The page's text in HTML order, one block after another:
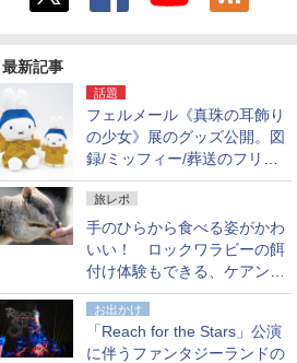
最新記事
話題
フェルメール《真珠の耳飾り
の少女》展のグッズ公開。図
録/ミッフィー/葬送のフリー
レンほか、注目ブランドコラ
ボが実現
旅レポ
手のひらから食べる姿がかわ
いい！ ロックワラビーの餌
付け体験もできる、ケアンズ
でアサートン高原の日本語ガ
イド付きツアーに参加してみ
た
お出かけ
「Reach for the Stars」公演
に伴うファンタジーランドの